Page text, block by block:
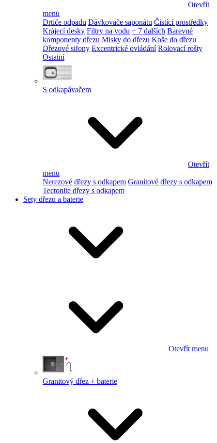
Otevřít
menu
Drtiče odpadu Dávkovače saponátu Čistící prostředky
Krájecí desky Filtry na vodu + 7 dalších Barevné
komponenty dřezu Misky do dřezu Koše do dřezu
Dřezové sifony Excentrické ovládání Rolovací rošty
Ostatní
S odkapávačem
Otevřít
menu
Nerezové dřezy s odkapem Granitové dřezy s odkapem
Tectonite dřezy s odkapem
Sety dřezu a baterie
Otevřít menu
Granitový dřez + baterie